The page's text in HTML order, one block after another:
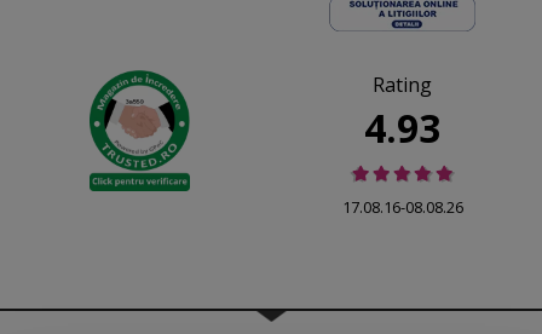
Rating
4.93
17.08.16-08.08.26